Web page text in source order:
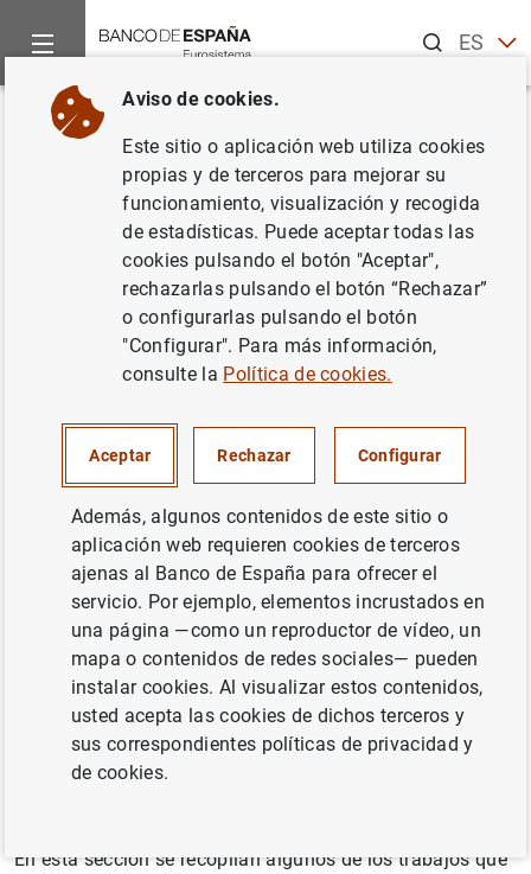
ESEN
Inicio Brexit
Volver
Publicaciones del Banco de
España sobre el Brexit
Tras tres años desde que se anunciara la celebración del
entre las partes, la no ratificación del Parlamento
y por el resto de los socios europeos en noviembre del
año pasado ha dado lugar a una situación compleja, en
la que no se vislumbra todavía un plan de consenso. A
falta de una alternativa pactada, la salida sin acuerdo en
la fecha prevista constituye –salvo prórroga– la actual
opción por defecto. Por ello, las autoridades públicas –
nacionales y de la UE- han adoptado medidas de
contingencia ante esta eventualidad con el doble objetivo
de garantizar la seguridad jurídica y evitar disrupciones,
en particular en el ámbito de la prestación de servicios
En esta sección se recopilan algunos de los trabajos que
Aviso de cookies.
Este sitio o aplicación web utiliza cookies
propias y de terceros para mejorar su
funcionamiento, visualización y recogida
de estadísticas. Puede aceptar todas las
cookies pulsando el botón "Aceptar",
rechazarlas pulsando el botón “Rechazar”
o configurarlas pulsando el botón
"Configurar". Para más información,
consulte la Política de cookies.
Aceptar Rechazar Configurar
Además, algunos contenidos de este sitio o
aplicación web requieren cookies de terceros
ajenas al Banco de España para ofrecer el
servicio. Por ejemplo, elementos incrustados en
una página —como un reproductor de vídeo, un
mapa o contenidos de redes sociales— pueden
instalar cookies. Al visualizar estos contenidos,
usted acepta las cookies de dichos terceros y
sus correspondientes políticas de privacidad y
de cookies.